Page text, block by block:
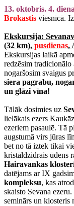
13. oktobris. 4.
Brokastis viesnīcā.
Ekskursija:
(32 km), pusdienas,
Ekskursijas laikā
redzēsim tradicionālo
nogaršosim svaigus
siera pagrabu,
un glāzi vīna!
Tālāk dosimies uz
lielākais ezers
ezeriem pasaulē. Tā
augstumā virs jūras
bet no tā iztek tikai
kristāldzidrais ūdens
Hairavankas
datējams ar IX
kompleksu, kas
skaisto Sevana
seminārs un klosteris